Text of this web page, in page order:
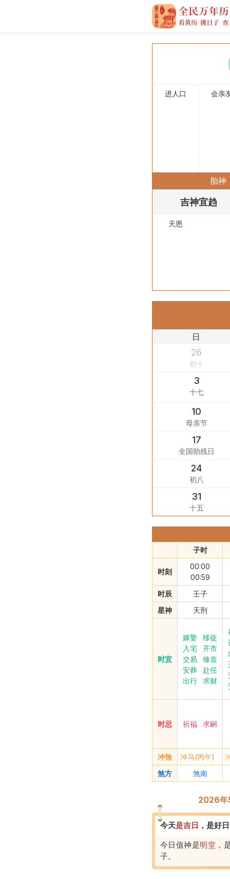
进人口 会亲
胎神
吉神宜趋
天恩
日
26
初十
3
十七
10
母亲节
17
全国助残日
24
初八
31
十五
子时
时刻
00:00
00:59
时辰
壬子
星神
天刑
时宜
嫁娶
移徙
入宅
开市
交易
修造
安葬
赴任
出行
求财
时忌 祈福 求嗣
冲煞 冲马(丙午)
煞方
煞南
2026年
今天是吉 日 ， 是好
今日值神是明堂 ，
子。